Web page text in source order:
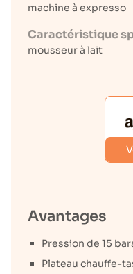
machine à expresso
Caractéristique
mousseur à lait
Avantages
Pression de 15
Plateau chauffe-